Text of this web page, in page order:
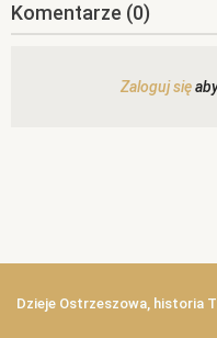
Komentarze (0)
Zaloguj się
Dzieje Ostrzeszowa, historia